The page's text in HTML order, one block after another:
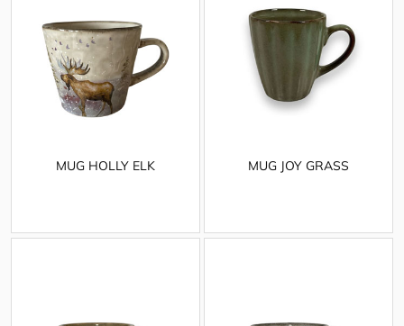
MUG HOLLY ELK MUG JOY GRASS